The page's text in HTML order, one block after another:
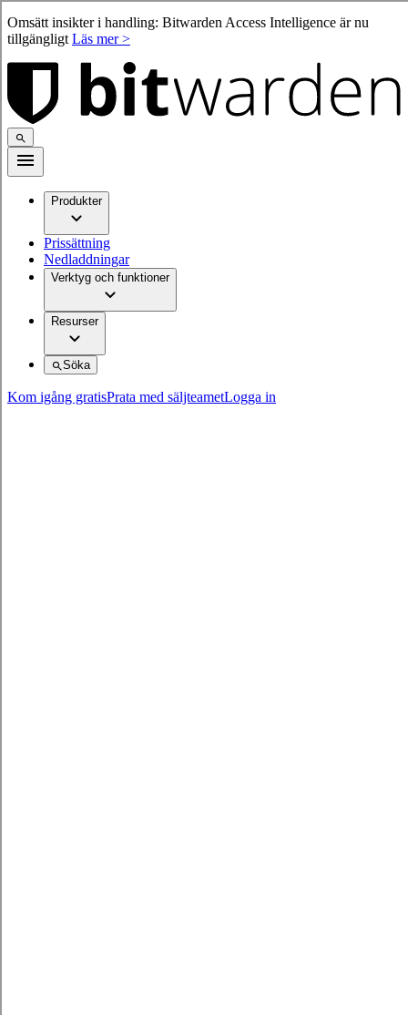
Omsätt insikter i handling: Bitwarden Access Intelligence är nu
tillgängligt Läs mer >
Produkter
Prissättning
Nedladdningar
Verktyg och funktioner
Resurser
Söka
Kom igång gratisPrata med säljteametLogga in